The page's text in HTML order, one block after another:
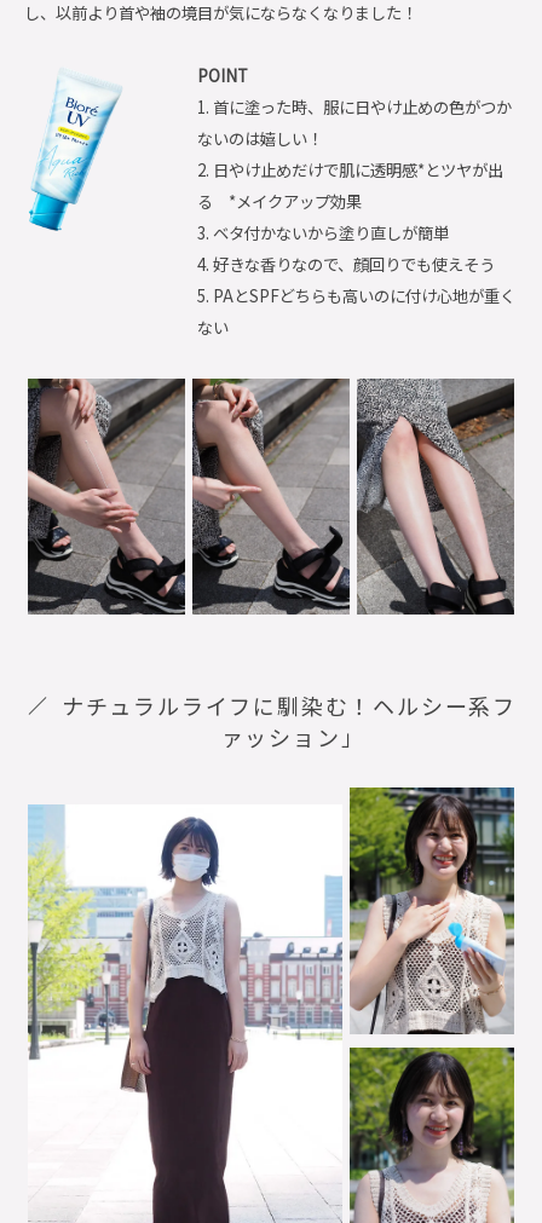
し、以前より首や袖の境目が気にならなくなりました！
POINT
1. 首に塗った時、服に日やけ止めの色がつか
ないのは嬉しい！
2. 日やけ止めだけで肌に透明感*とツヤが出
る *メイクアップ効果
3. ベタ付かないから塗り直しが簡単
4. 好きな香りなので、顔回りでも使えそう
5. PAとSPFどちらも高いのに付け心地が重く
ない
ナチュラルライフに馴染む！ヘルシー系フ
ァッション」